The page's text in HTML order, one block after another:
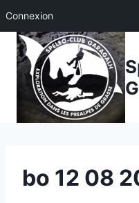
Connexion
Aller
contenu
bo 12 08